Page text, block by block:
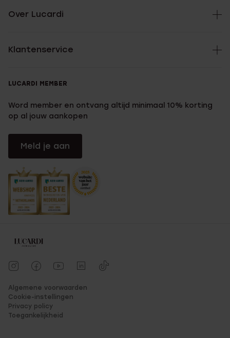
Over Lucardi
Klantenservice
LUCARDI MEMBER
Word member en ontvang altijd minimaal 10% korting
op al jouw aankopen
Meld je aan
Algemene voorwaarden
Cookie-instellingen
Privacy policy
Toegankelijkheid